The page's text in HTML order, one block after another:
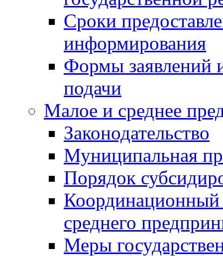
Сроки
информирования
Формы заявлений
подачи
Малое и среднее
Законодательство
Муниципальная
Порядок
Координационный
среднего
Меры